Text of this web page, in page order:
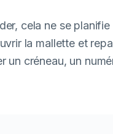
cela ne se
la mallette et
créneau, un